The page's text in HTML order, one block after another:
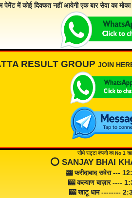
पेमेंट में कोई दिक्कत नहीं आयेगी एक बार सेवा का
RESULT GROUP JOIN
सीधे सट्टा कंपनी का No 1
⭕️ SANJAY BHAI
🎰 फरीदाबाद सवेरा ---
🎰 कल्याण बाज़ार ----
🎰 खाटू धाम --------